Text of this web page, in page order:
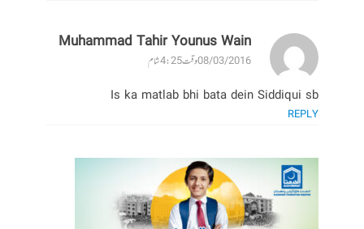
Muhammad Tahir Younus Wain
08/03/2016 وقت 4:25 شام
Is ka matlab bhi bata dein Siddiqui sb
REPLY